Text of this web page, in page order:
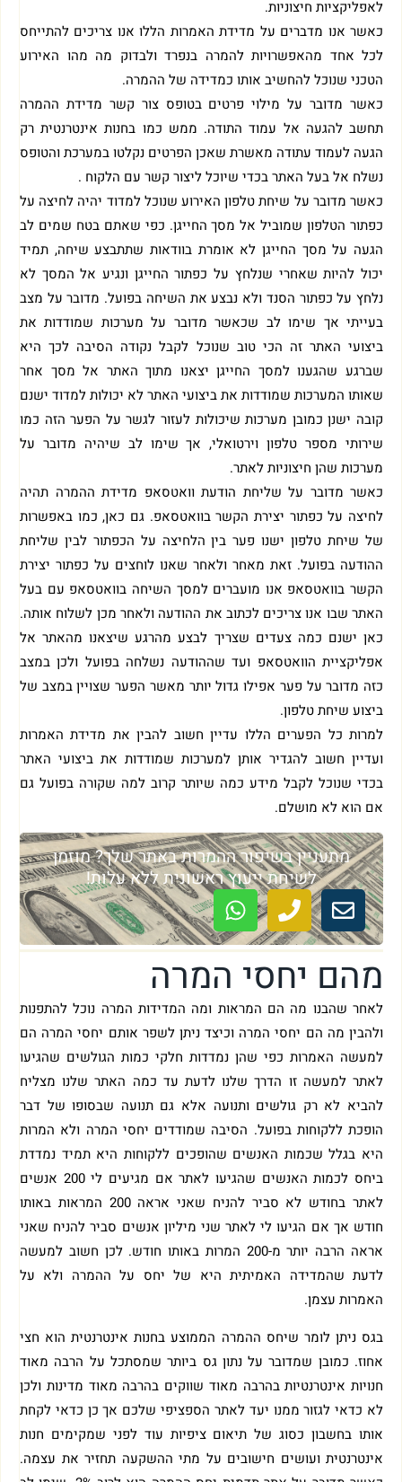
לאפליקציות חיצוניות.
כאשר אנו מדברים על מדידת האמרות הללו אנו צריכים להתייחס
לכל אחד מהאפשרויות להמרה בנפרד ולבדוק מה מהו האירוע
הטכני שנוכל להחשיב אותו כמדידה של ההמרה.
כאשר מדובר על מילוי פרטים בטופס צור קשר מדידת ההמרה
תחשב להגעה אל עמוד התודה. ממש כמו בחנות אינטרנטית רק
הגעה לעמוד עתודה מאשרת שאכן הפרטים נקלטו במערכת והטופס
נשלח אל בעל האתר בכדי שיוכל ליצור קשר עם הלקוח .
כאשר מדובר על שיחת טלפון האירוע שנוכל למדוד יהיה לחיצה על
כפתור הטלפון שמוביל אל מסך החייגן. כפי שאתם בטח שמים לב
הגעה על מסך החייגן לא אומרת בוודאות שתתבצע שיחה, תמיד
יכול להיות שאחרי שנלחץ על כפתור החייגן ונגיע אל המסך לא
נלחץ על כפתור הסנד ולא נבצע את השיחה בפועל. מדובר על מצב
בעייתי אך שימו לב שכאשר מדובר על מערכות שמודדות את
ביצועי האתר זה הכי טוב שנוכל לקבל נקודה הסיבה לכך היא
שברגע שהגענו למסך החייגן יצאנו מתוך האתר אל מסך אחר
שאותו המערכות שמודדות את ביצועי האתר לא יכולות למדוד ישנם
קובה ישנן כמובן מערכות שיכולות לעזור לגשר על הפער הזה כמו
שירותי מספר טלפון וירטואלי, אך שימו לב שיהיה מדובר על
מערכות שהן חיצוניות לאתר.
כאשר מדובר על שליחת הודעת וואטסאפ מדידת ההמרה תהיה
לחיצה על כפתור יצירת הקשר בוואטסאפ. גם כאן, כמו באפשרות
של שיחת טלפון ישנו פער בין הלחיצה על הכפתור לבין שליחת
ההודעה בפועל. זאת מאחר ולאחר שאנו לוחצים על כפתור יצירת
הקשר בוואטסאפ אנו מועברים למסך השיחה בוואטסאפ עם בעל
האתר שבו אנו צריכים לכתוב את ההודעה ולאחר מכן לשלוח אותה.
כאן ישנם כמה צעדים שצריך לבצע מהרגע שיצאנו מהאתר אל
אפליקציית הוואטסאפ ועד שההודעה נשלחה בפועל ולכן במצב
כזה מדובר על פער אפילו גדול יותר מאשר הפער שצויין במצב של
ביצוע שיחת טלפון.
למרות כל הפערים הללו עדיין חשוב להבין את מדידת האמרות
ועדיין חשוב להגדיר אותן למערכות שמודדות את ביצועי האתר
בכדי שנוכל לקבל מידע כמה שיותר קרוב למה שקורה בפועל גם
אם הוא לא מושלם.
מתעניין בשיפור ההמרות באתר שלך? מוזמן
לשיחת ייעוץ ראשונית ללא עלות!
מהם יחסי המרה
לאחר שהבנו מה הם המראות ומה המדידות המרה נוכל להתפנות
ולהבין מה הם יחסי המרה וכיצד ניתן לשפר אותם יחסי המרה הם
למעשה האמרות כפי שהן נמדדות חלקי כמות הגולשים שהגיעו
לאתר למעשה זו הדרך שלנו לדעת עד כמה האתר שלנו מצליח
להביא לא רק גולשים ותנועה אלא גם תנועה שבסופו של דבר
הופכת ללקוחות בפועל. הסיבה שמודדים יחסי המרה ולא המרות
היא בגלל שכמות האנשים שהופכים ללקוחות היא תמיד נמדדת
ביחס לכמות האנשים שהגיעו לאתר אם מגיעים לי 200 אנשים
לאתר בחודש לא סביר להניח שאני אראה 200 המראות באותו
חודש אך אם הגיעו לי לאתר שני מיליון אנשים סביר להניח שאני
אראה הרבה יותר מ-200 המרות באותו חודש. לכן חשוב למעשה
לדעת שהמדידה האמיתית היא של יחס על ההמרה ולא על
האמרות עצמן.
בגס ניתן לומר שיחס ההמרה הממוצע בחנות אינטרנטית הוא חצי
אחוז. כמובן שמדובר על נתון גס ביותר שמסתכל על הרבה מאוד
חנויות אינטרנטיות בהרבה מאוד שווקים בהרבה מאוד מדינות ולכן
לא כדאי לגזור ממנו יעד לאתר הספציפי שלכם אך כן כדאי לקחת
אותו בחשבון כסוג של תיאום ציפיות עוד לפני שמקימים חנות
אינטרנטית ועושים חישובים על מתי ההשקעה תחזיר את עצמה.